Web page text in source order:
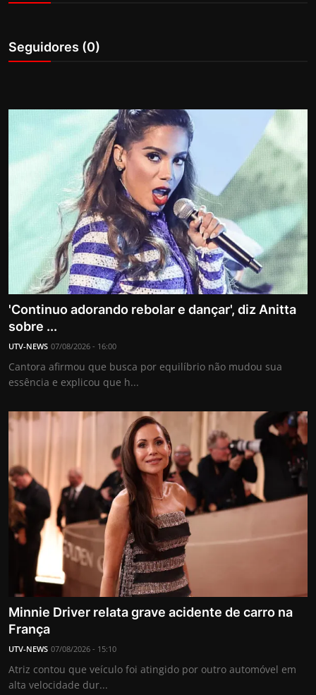
APOIE
Política
Saúde
Esportes
Fama e TV
FALE CONOSCO
Seguidores (0)
'Continuo adorando rebolar e dançar', diz Anitta
sobre ...
UTV-NEWS 07/08/2026 - 16:00
Cantora afirmou que busca por equilíbrio não mudou sua
essência e explicou que h...
Minnie Driver relata grave acidente de carro na
França
UTV-NEWS 07/08/2026 - 15:10
Atriz contou que veículo foi atingido por outro automóvel em
alta velocidade dur...